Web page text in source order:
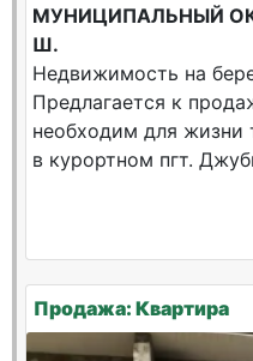
МУНИЦИПАЛЬНЫЙ
Ш.
Недвижимость на
Предлагается к
необходим для жизни
в курортном пгт.
Продажа: Квартира